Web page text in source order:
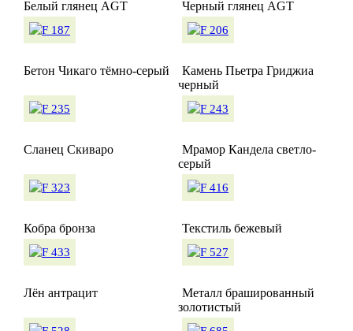
Белый глянец AGT Черный глянец AGT
Бетон Чикаго тёмно-серый
Камень Пьетра Гриджиа
черный
Сланец Скиваро
Мрамор Кандела светло-
серый
Кобра бронза Текстиль бежевый
Лён антрацит
Металл брашированный
золотистый